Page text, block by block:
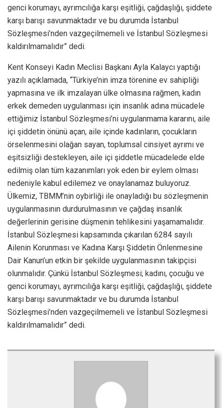
genci korumayı, ayrımcılığa karşı eşitliği, çağdaşlığı, şiddete
karşı barışı savunmaktadır ve bu durumda İstanbul
Sözleşmesi’nden vazgeçilmemeli ve İstanbul Sözleşmesi
kaldırılmamalıdır” dedi.
Kent Konseyi Kadın Meclisi Başkanı Ayla Kalaycı yaptığı
yazılı açıklamada, “Türkiye’nin imza törenine ev sahipliği
yapmasına ve ilk imzalayan ülke olmasına rağmen, kadın
erkek demeden uygulanması için insanlık adına mücadele
ettiğimiz İstanbul Sözleşmesi’ni uygulanmama kararını, aile
içi şiddetin önünü açan, aile içinde kadınların, çocukların
örselenmesini olağan sayan, toplumsal cinsiyet ayrımı ve
eşitsizliği destekleyen, aile içi şiddetle mücadelede elde
edilmiş olan tüm kazanımları yok eden bir eylem olması
nedeniyle kabul edilemez ve onaylanamaz buluyoruz.
Ülkemiz, TBMM’nin oybirliği ile onayladığı bu sözleşmenin
uygulanmasının durdurulmasının ve çağdaş insanlık
değerlerinin gerisine düşmenin tehlikesini yaşamamalıdır.
İstanbul Sözleşmesi kapsamında çıkarılan 6284 sayılı
Ailenin Korunması ve Kadına Karşı Şiddetin Önlenmesine
Dair Kanun’un etkin bir şekilde uygulanmasının takipçisi
olunmalıdır. Çünkü İstanbul Sözleşmesi; kadını, çocuğu ve
genci korumayı, ayrımcılığa karşı eşitliği, çağdaşlığı, şiddete
karşı barışı savunmaktadır ve bu durumda İstanbul
Sözleşmesi’nden vazgeçilmemeli ve İstanbul Sözleşmesi
kaldırılmamalıdır” dedi.